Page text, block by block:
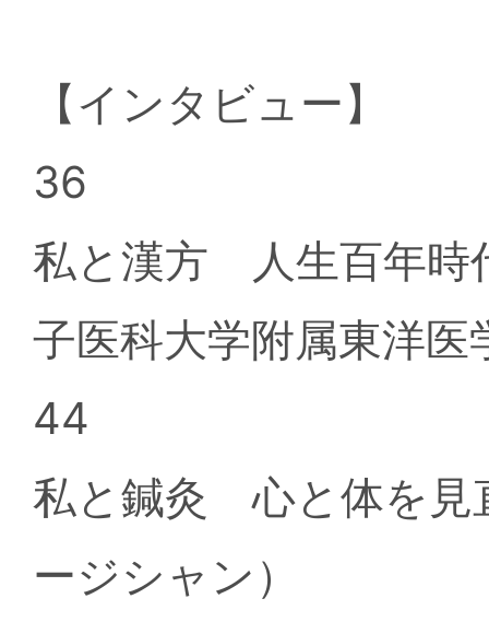
【インタビュー】
36
私と漢方 人生百年時
子医科大学附属東洋医
44
私と鍼灸 心と体を見
ージシャン）